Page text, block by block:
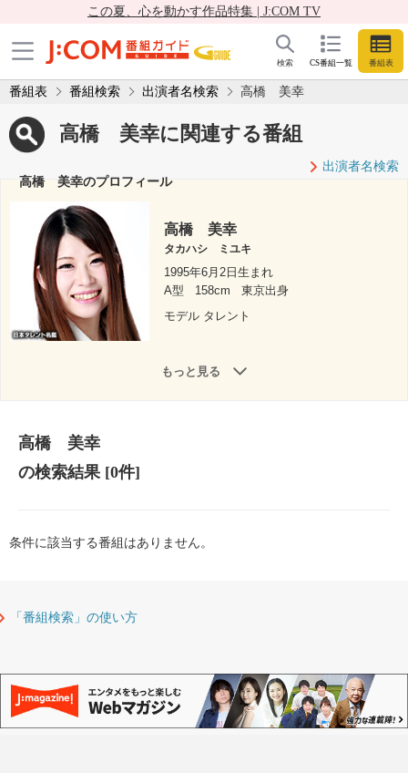
この夏、心を動かす作品特集 | J:COM TV
CS番組一覧 番組表
検索
番組表 番組検索 出演者名検索 高橋 美幸
高橋 美幸に関連する番組
出演者名検索
高橋 美幸のプロフィール
高橋 美幸
タカハシ ミユキ
1995年6月2日生まれ
A型
158cm
東京出身
モデル タレント
もっと見る
高橋 美幸
の検索結果[0件]
条件に該当する番組はありません。
「番組検索」の使い方